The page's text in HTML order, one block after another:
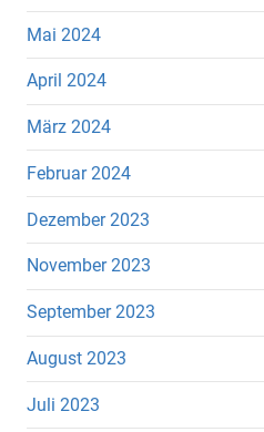
Mai 2024
April 2024
März 2024
Februar 2024
Dezember 2023
November 2023
September 2023
August 2023
Juli 2023